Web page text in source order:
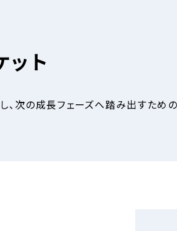
ト
次の成長フェーズへ踏み出すため